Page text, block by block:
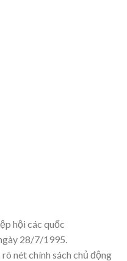
hội các quốc
28/7/1995.
nét chính sách chủ động